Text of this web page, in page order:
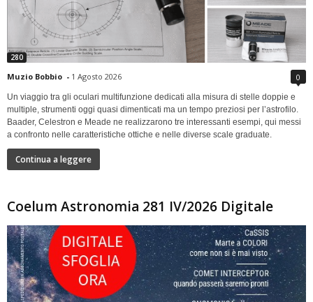
280
Muzio Bobbio - 1 Agosto 2026 0
Un viaggio tra gli oculari multifunzione dedicati alla misura di stelle doppie e
multiple, strumenti oggi quasi dimenticati ma un tempo preziosi per l’astrofilo.
Baader, Celestron e Meade ne realizzarono tre interessanti esempi, qui messi
a confronto nelle caratteristiche ottiche e nelle diverse scale graduate.
Continua a leggere
Coelum Astronomia 281 IV/2026 Digitale